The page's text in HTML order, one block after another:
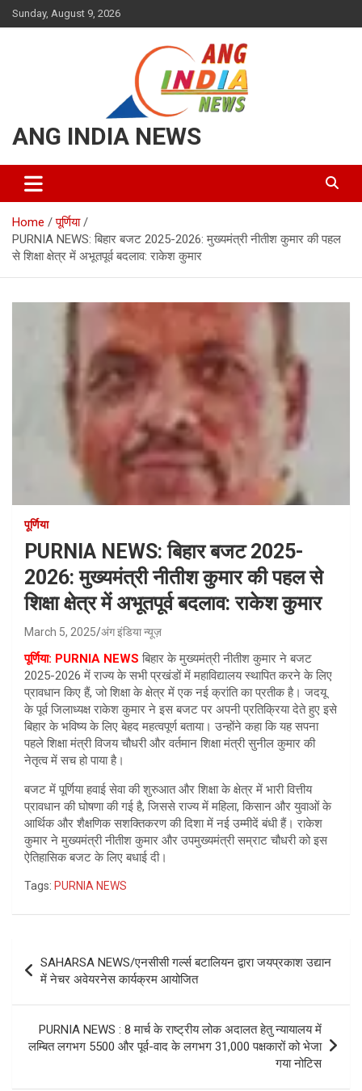
Skip
to
Sunday, August 9, 2026
ANG INDIA NEWS
Home
पूर्णिया
PURNIA NEWS: बिहार बजट 2025-2026: मुख्यमंत्री नीतीश कुमार की पहल
से शिक्षा क्षेत्र में अभूतपूर्व बदलाव: राकेश कुमार
पूर्णिया
PURNIA NEWS: बिहार बजट 2025-
2026: मुख्यमंत्री नीतीश कुमार की पहल से
शिक्षा क्षेत्र में अभूतपूर्व बदलाव: राकेश कुमार
March 5, 2025 अंग इंडिया न्यूज़
पूर्णिया: PURNIA NEWS बिहार के मुख्यमंत्री नीतीश कुमार ने बजट
2025-2026 में राज्य के सभी प्रखंडों में महाविद्यालय स्थापित करने के लिए
प्रावधान किए हैं, जो शिक्षा के क्षेत्र में एक नई क्रांति का प्रतीक है। जदयू
के पूर्व जिलाध्यक्ष राकेश कुमार ने इस बजट पर अपनी प्रतिक्रिया देते हुए इसे
बिहार के भविष्य के लिए बेहद महत्वपूर्ण बताया। उन्होंने कहा कि यह सपना
पहले शिक्षा मंत्री विजय चौधरी और वर्तमान शिक्षा मंत्री सुनील कुमार की
नेतृत्व में सच हो पाया है।
बजट में पूर्णिया हवाई सेवा की शुरुआत और शिक्षा के क्षेत्र में भारी वित्तीय
प्रावधान की घोषणा की गई है, जिससे राज्य में महिला, किसान और युवाओं के
आर्थिक और शैक्षणिक सशक्तिकरण की दिशा में नई उम्मीदें बंधी हैं। राकेश
कुमार ने मुख्यमंत्री नीतीश कुमार और उपमुख्यमंत्री सम्राट चौधरी को इस
ऐतिहासिक बजट के लिए बधाई दी।
Tags: PURNIA NEWS
navigation
SAHARSA NEWS/एनसीसी गर्ल्स बटालियन द्वारा जयप्रकाश उद्यान
में नेचर अवेयरनेस कार्यक्रम आयोजित
PURNIA NEWS : 8 मार्च के राष्ट्रीय लोक अदालत हेतु न्यायालय में
लम्बित लगभग 5500 और पूर्व-वाद के लगभग 31,000 पक्षकारों को भेजा
गया नोटिस